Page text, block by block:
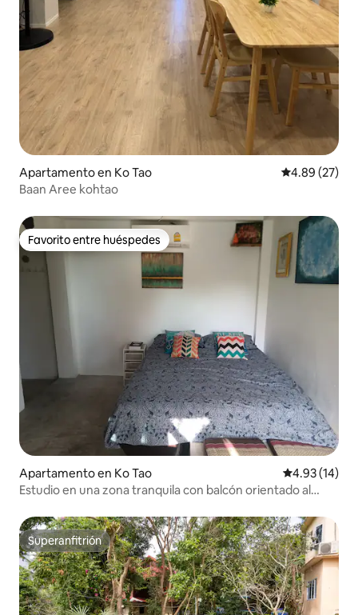
Apartamento en Ko Tao Calificación
4.89 (27)
Baan Aree kohtao
Favorito entre huéspedes
Favorito entre huéspedes
Apartamento en Ko Tao Calificación
4.93 (14)
Estudio en una zona tranquila con balcón orientado al
Superanfitrión
Superanfitrión